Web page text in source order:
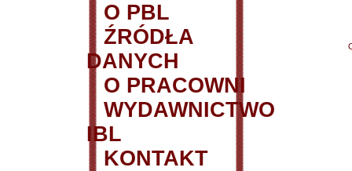
O PBL
ŹRÓDŁA
DANYCH
O PRACOWNI
WYDAWNICTWO
IBL
KONTAKT